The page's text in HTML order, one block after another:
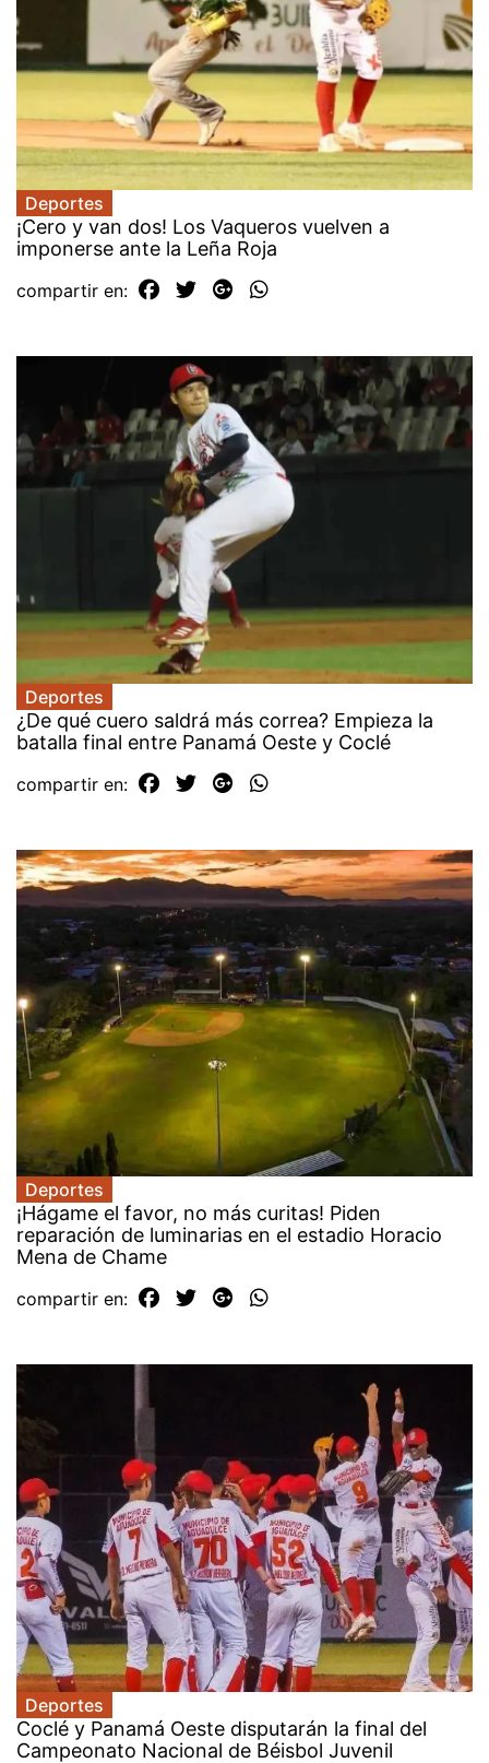
Deportes
¡Cero y van dos! Los Vaqueros vuelven a
imponerse ante la Leña Roja
compartir en:
Deportes
¿De qué cuero saldrá más correa? Empieza la
batalla final entre Panamá Oeste y Coclé
compartir en:
Deportes
¡Hágame el favor, no más curitas! Piden
reparación de luminarias en el estadio Horacio
Mena de Chame
compartir en:
Deportes
Coclé y Panamá Oeste disputarán la final del
Campeonato Nacional de Béisbol Juvenil